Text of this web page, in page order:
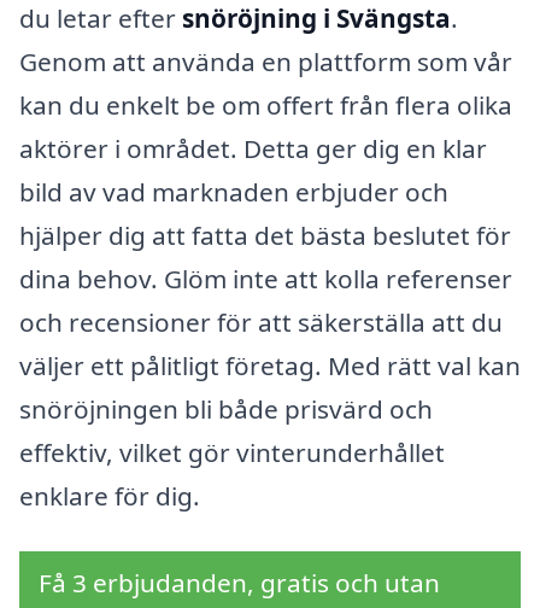
du letar efter snöröjning i Svängsta.
Genom att använda en plattform som vår
kan du enkelt be om offert från flera olika
aktörer i området. Detta ger dig en klar
bild av vad marknaden erbjuder och
hjälper dig att fatta det bästa beslutet för
dina behov. Glöm inte att kolla referenser
och recensioner för att säkerställa att du
väljer ett pålitligt företag. Med rätt val kan
snöröjningen bli både prisvärd och
effektiv, vilket gör vinterunderhållet
enklare för dig.
Få 3 erbjudanden, gratis och utan